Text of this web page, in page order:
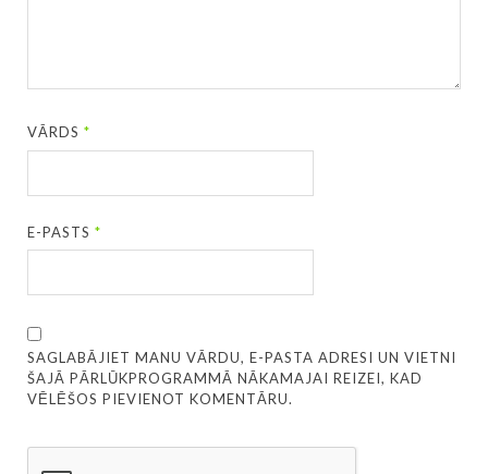
VĀRDS*
E-PASTS*
SAGLABĀJIET MANU VĀRDU, E-PASTA ADRESI UN VIETNI
ŠAJĀ PĀRLŪKPROGRAMMĀ NĀKAMAJAI REIZEI, KAD
VĒLĒŠOS PIEVIENOT KOMENTĀRU.